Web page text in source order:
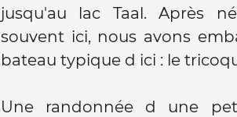
jusqu'au lac Taal. Après
souvent ici, nous avons
bateau typique d ici : le
Une randonnée d une